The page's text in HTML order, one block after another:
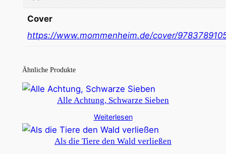
Cover
https://www.mommenheim.de/cover/
Ähnliche Produkte
Alle Achtung, Schwarze Sieben
Weiterlesen
Als die Tiere den Wald verließen